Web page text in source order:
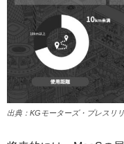
出典：KGモーターズ・プレスリ